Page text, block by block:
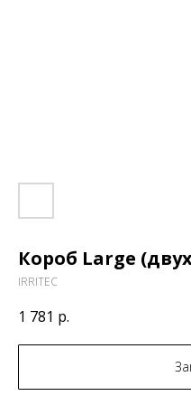
Короб Large
IRRITEC
1 781 р.